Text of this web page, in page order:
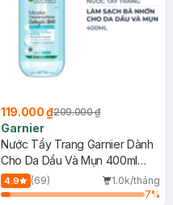
119.000 ₫209.000 ₫
Garnier
Nước Tẩy Trang Garnier Dành
Cho Da Dầu Và Mụn 400ml
(Mới)
4.9 (69)
1.0k/tháng
7%